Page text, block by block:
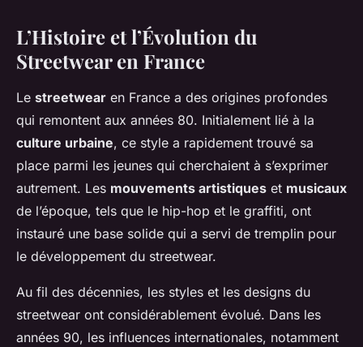
L’Histoire et l’Évolution du
Streetwear en France
Le streetwear en France a des origines profondes
qui remontent aux années 80. Initialement lié à la
culture urbaine, ce style a rapidement trouvé sa
place parmi les jeunes qui cherchaient à s’exprimer
autrement. Les mouvements artistiques et musicaux
de l’époque, tels que le hip-hop et le graffiti, ont
instauré une base solide qui a servi de tremplin pour
le développement du streetwear.
Au fil des décennies, les styles et les designs du
streetwear ont considérablement évolué. Dans les
années 90, les influences internationales, notamment